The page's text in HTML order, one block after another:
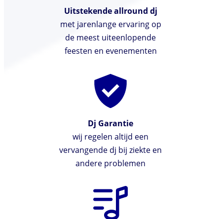
Uitstekende allround dj
met jarenlange ervaring op
de meest uiteenlopende
feesten en evenementen
Dj Garantie
wij regelen altijd een
vervangende dj bij ziekte en
andere problemen